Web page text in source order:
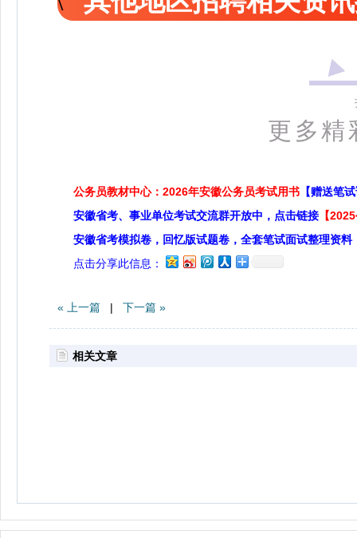
更多精
公务员教材中心：2026年安徽公务员考试用书 【赠送笔
安徽省考、事业单位考试交流群开放中，点击链接 【
安徽省考模拟卷，回忆版试题卷，全套笔试面试整理资料
点击分享此信息：
« 上一篇 | 下一篇 »
相关文章